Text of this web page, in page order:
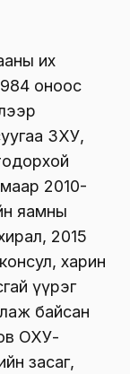
их
оноос
ЗХУ,
2010-
яамны
2015
харин
үүрэг
байсан
ОХУ-
засаг,